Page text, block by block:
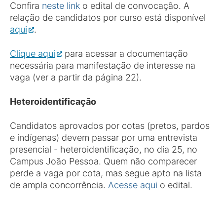
Confira neste link o edital de convocação. A
relação de candidatos por curso está disponível
aqui
.
Clique aqui
para acessar a documentação
necessária para manifestação de interesse na
vaga (ver a partir da página 22).
Heteroidentificação
Candidatos aprovados por cotas (pretos, pardos
e indígenas) devem passar por uma entrevista
presencial - heteroidentificação, no dia 25, no
Campus João Pessoa. Quem não comparecer
perde a vaga por cota, mas segue apto na lista
de ampla concorrência. Acesse aqui o edital.